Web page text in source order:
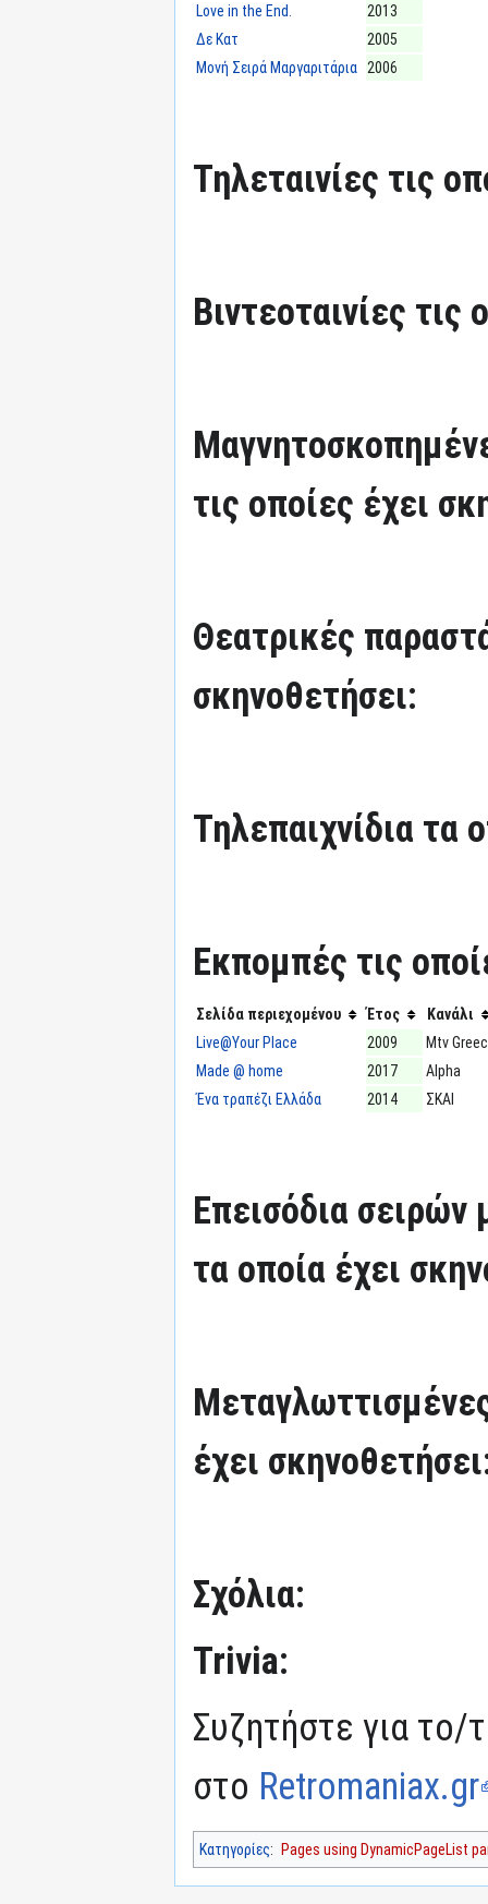
Love in the End.
2013
Δε Κατ
2005
Μονή Σειρά Μαργαριτάρια
2006
Τηλεταινίες τις
Βιντεοταινίες
τις οποίες έχει
Θεατρικές
σκηνοθετήσει:
Τηλεπαιχνίδια τα
Εκπομπές τις
Σελίδα περιεχομένου Έτος
Κανάλι
Live@Your Place
2009
Mtv
Made @ home
2017
Alpha
Ένα τραπέζι Ελλάδα
2014 ΣΚΑΙ
Επεισόδια
τα οποία έχει
έχει
Σχόλια:
Trivia:
Συζητήστε για το/
στο Retromaniax.gr
Κατηγορίες: Pages using DynamicPageList